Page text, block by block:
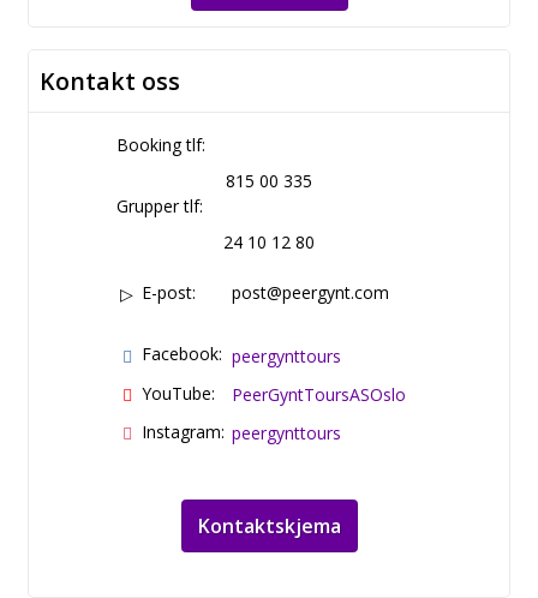
Kontakt oss
Booking tlf:
815 00 335
Grupper tlf:
24 10 12 80
E-post: post@peergynt.com
Facebook: peergynttours
YouTube:
PeerGyntToursASOslo
Instagram: peergynttours
Kontaktskjema